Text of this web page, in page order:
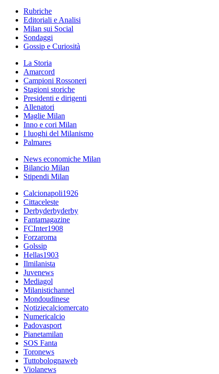
Rubriche
Editoriali e Analisi
Milan sui Social
Sondaggi
Gossip e Curiosità
La Storia
Amarcord
Campioni Rossoneri
Stagioni storiche
Presidenti e dirigenti
Allenatori
Maglie Milan
Inno e cori Milan
I luoghi del Milanismo
Palmares
News economiche Milan
Bilancio Milan
Stipendi Milan
Calcionapoli1926
Cittaceleste
Derbyderbyderby
Fantamagazine
FCInter1908
Forzaroma
Golssip
Hellas1903
Ilmilanista
Juvenews
Mediagol
Milanistichannel
Mondoudinese
Notiziecalciomercato
Numericalcio
Padovasport
Pianetamilan
SOS Fanta
Toronews
Tuttobolognaweb
Violanews